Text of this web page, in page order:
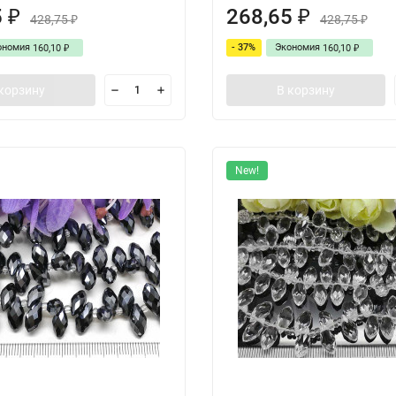
₽ 428,75₽
160,10 ₽
268,65 ₽ 428,75₽
- 37% Экономия 160,10 ₽
В корзину
New!